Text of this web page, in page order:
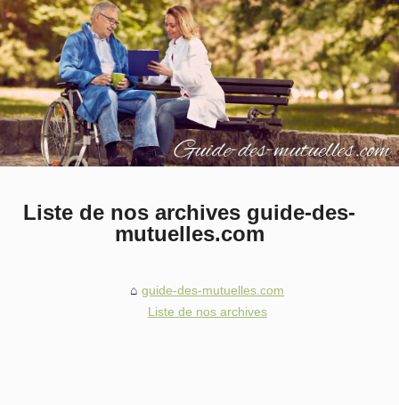
Liste de nos archives guide-des-
mutuelles.com
guide-des-mutuelles.com
Liste de nos archives